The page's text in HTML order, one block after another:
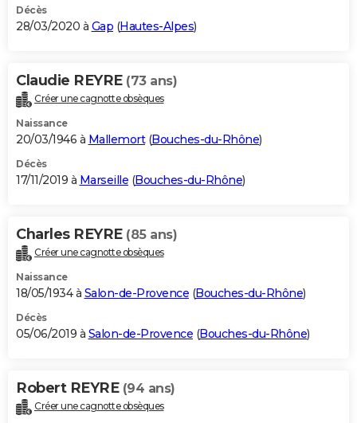
Décès
28/03/2020 à Gap (Hautes-Alpes)
Claudie REYRE (73 ans)
Créer une cagnotte obsèques
Naissance
20/03/1946 à Mallemort(Bouches-du-Rhône)
Décès
17/11/2019 à Marseille (Bouches-du-Rhône)
Charles REYRE (85 ans)
Créer une cagnotte obsèques
Naissance
18/05/1934 à Salon-de-Provence (Bouches-du-Rhône)
Décès
05/06/2019 à Salon-de-Provence (Bouches-du-Rhône)
Robert REYRE (94 ans)
Créer une cagnotte obsèques